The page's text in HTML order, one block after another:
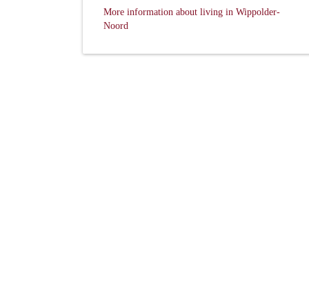
More information about living in Wippolder-
Noord